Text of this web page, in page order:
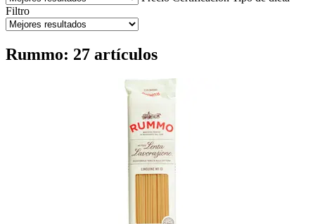
Filtro
Rummo: 27 artículos